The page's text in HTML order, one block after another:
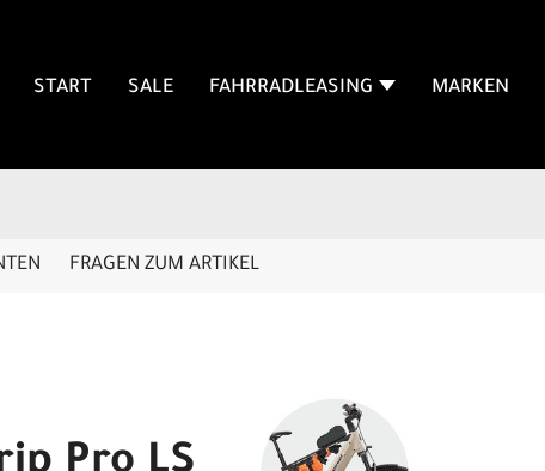
START SALE FAHRRADLEASING MARKEN
FRAGEN ZUM ARTIKEL